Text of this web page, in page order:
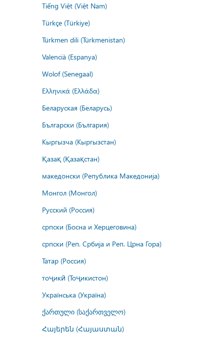
Tiếng Việt (Việt Nam)
Türkçe (Türkiye)
Türkmen dili (Türkmenistan)
Valencià (Espanya)
Wolof (Senegaal)
Ελληνικά (Ελλάδα)
Беларуская (Беларусь)
Български (България)
Кыргызча (Кыргызстан)
Қазақ (Қазақстан)
македонски (Република Македонија)
Монгол (Монгол)
Русский (Россия)
српски (Босна и Херцеговина)
српски (Реп. Србија и Реп. Црна Гора)
Татар (Россия)
тоҷикӣ (Тоҷикистон)
Українська (Україна)
ქართული (საქართველო)
Հայերեն (Հայաստան)